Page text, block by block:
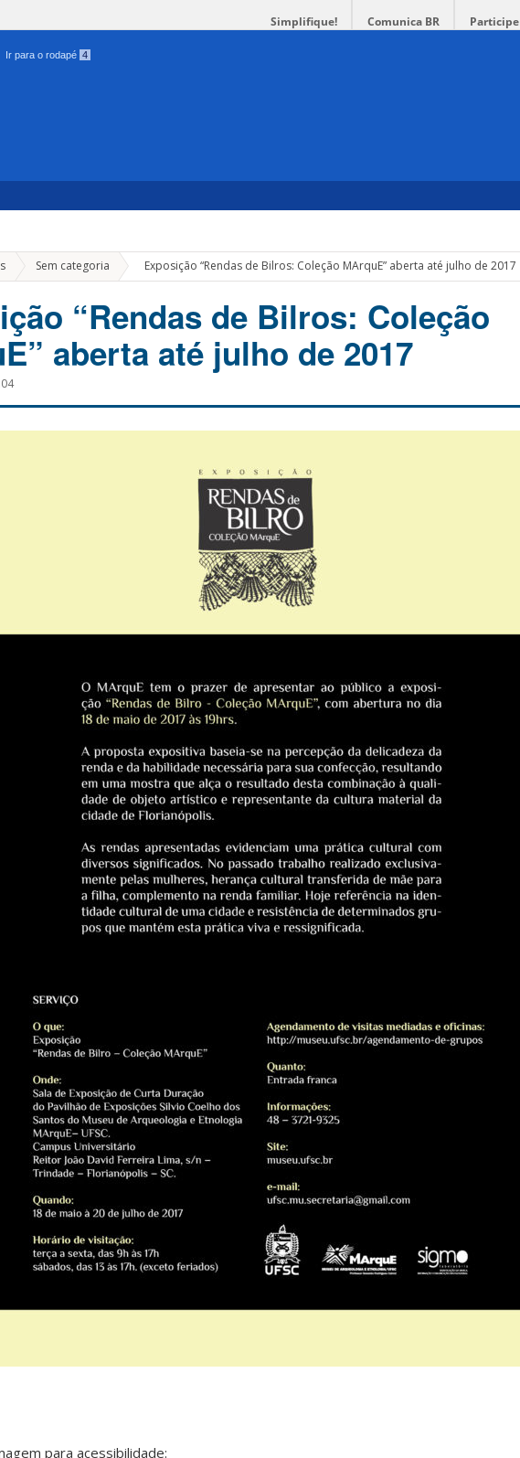
Simplifique! Comunica BR Participe
Ir para o rodapé 4
Sem categoria » Exposição “Rendas de Bilros: Coleção MArquE” aberta até julho de 2017
“Rendas de Bilros: Coleção
aberta até julho de 2017
para acessibilidade: